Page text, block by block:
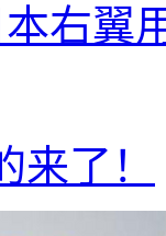
右翼
了！